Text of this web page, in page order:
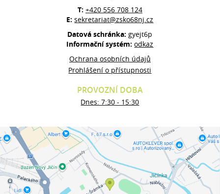
T: +420 556 708 124
E:sekretariat@zsko68nj.cz
Datová schránka:gyejt6p
Informační systém:odkaz
Ochrana osobních údajů
Prohlášení o přístupnosti
PROVOZNÍ DOBA
Dnes: 7:30 - 15:30